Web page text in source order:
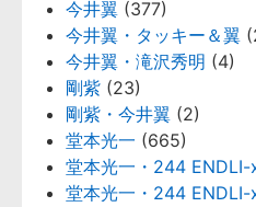
今井翼 (377)
今井翼・タッキー＆翼
今井翼・滝沢秀明 (4)
剛紫 (23)
剛紫・今井翼 (2)
堂本光一 (665)
堂本光一・244 ENDLI-
堂本光一・244 ENDLI-